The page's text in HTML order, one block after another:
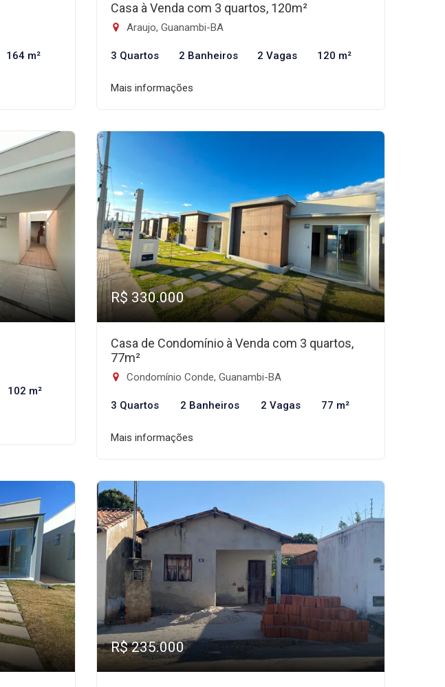
164 m²
Casa à Venda com 3 quartos, 120m²
Araujo, Guanambi-BA
3 Quartos 2 Banheiros 2 Vagas 120 m²
Mais informações
102 m²
R$ 330.000
Casa de Condomínio à Venda com 3 quartos,
77m²
Condomínio Conde, Guanambi-BA
3 Quartos 2 Banheiros 2 Vagas 77 m²
Mais informações
R$ 235.000